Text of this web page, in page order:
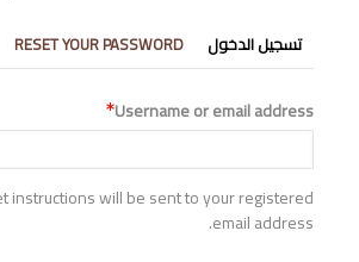
التبويبات
الأساسية
تسجيل الدخول RESET YOUR PASSWORD
Username or email address
instructions will be sent to your registered
email address.